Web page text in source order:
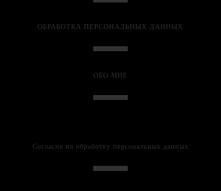
ОБРАБОТКА ПЕРСОНАЛЬНЫХ ДАННЫХ
ОБО МНЕ
Согласие на обработку персональных данных